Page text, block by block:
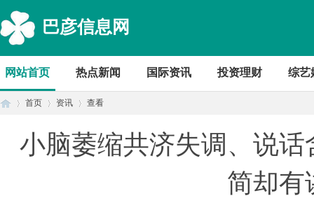
巴彦信息网
网站首页 热点新闻 国际资讯 投资理财 综艺
首页 资讯 查看
小脑萎缩共济失调、说
简却有